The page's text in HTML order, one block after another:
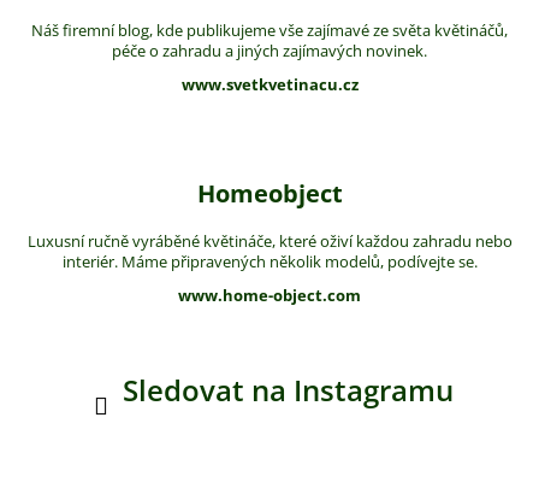
Náš firemní blog, kde publikujeme vše zajímavé ze světa květináčů,
péče o zahradu a jiných zajímavých novinek.
www.svetkvetinacu.cz
Homeobject
Luxusní ručně vyráběné květináče, které oživí každou zahradu nebo
interiér. Máme připravených několik modelů, podívejte se.
www.home-object.com
Sledovat na Instagramu